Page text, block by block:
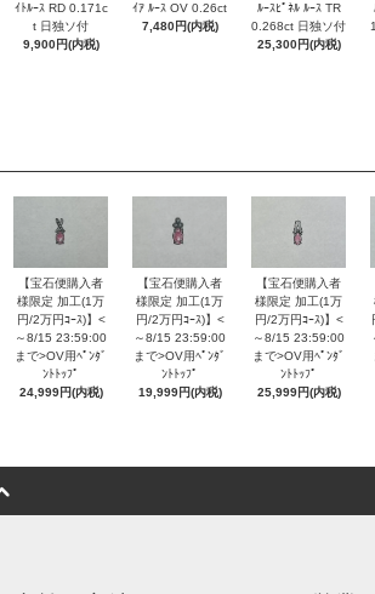
ｲﾄﾙｰｽ RD 0.171c
t 日独ソ付
9,900円(内税)
ｲｱ ﾙｰｽ OV 0.26ct
7,480円(内税)
ﾙｰｽﾋﾟﾈﾙ ﾙｰｽ TR
0.268ct 日独ソ付
25,300円(内税)
【宝石便購入者
様限定 加工(1万
円/2万円ｺｰｽ)】<
～8/15 23:59:00
まで>OV用ﾍﾟﾝﾀﾞ
ﾝﾄﾄｯﾌﾟ
24,999円(内税)
【宝石便購入者
様限定 加工(1万
円/2万円ｺｰｽ)】<
～8/15 23:59:00
まで>OV用ﾍﾟﾝﾀﾞ
ﾝﾄﾄｯﾌﾟ
19,999円(内税)
【宝石便購入者
様限定 加工(1万
円/2万円ｺｰｽ)】<
～8/15 23:59:00
まで>OV用ﾍﾟﾝﾀﾞ
ﾝﾄﾄｯﾌﾟ
25,999円(内税)